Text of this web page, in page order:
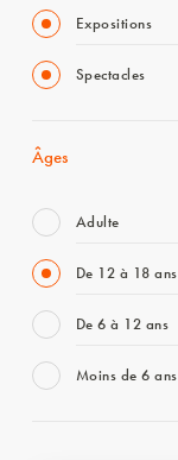
Expositions
Spectacles
Âges
Adulte
De 12 à 18 ans
De 6 à 12 ans
Moins de 6 ans